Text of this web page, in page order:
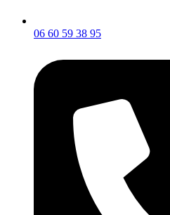
06 60 59 38 95